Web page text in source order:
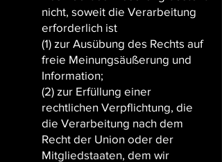
nicht, soweit die Verarbeitung
erforderlich ist
(1) zur Ausübung des Rechts auf
freie Meinungsäußerung und
Information;
(2) zur Erfüllung einer
rechtlichen Verpflichtung, die
die Verarbeitung nach dem
Recht der Union oder der
Mitgliedstaaten, dem wir